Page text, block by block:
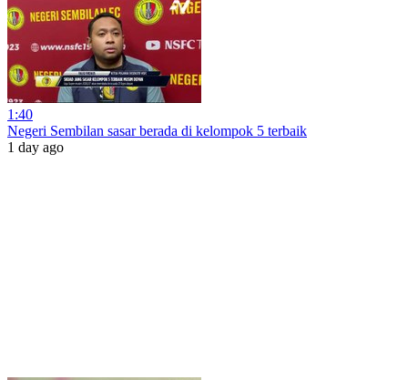
1:40
Negeri Sembilan sasar berada di kelompok 5 terbaik
1 day ago